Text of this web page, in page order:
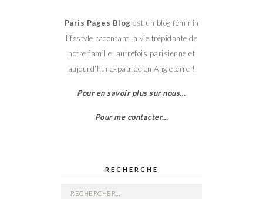
Paris Pages Blog est un blog féminin
lifestyle racontant la vie trépidante de
notre famille, autrefois parisienne et
aujourd’hui expatriée en Angleterre !
Pour en savoir plus sur nous…
Pour me contacter…
RECHERCHE
Rechercher :